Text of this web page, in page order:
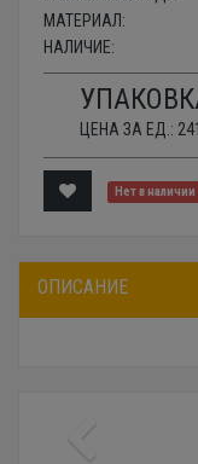
МАТЕРИАЛ:
НАЛИЧИЕ:
ЦЕНА ЗА ЕД.: 241
Нет в наличии
ОПИСАНИЕ